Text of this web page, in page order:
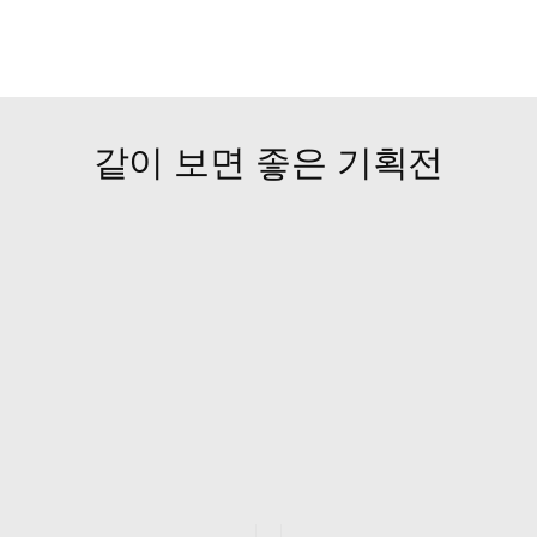
같이 보면 좋은 기획전